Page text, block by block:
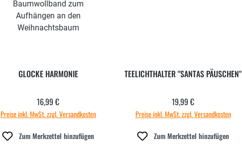
GLOCKE HARMONIE
Regulärer Preis:
16,99 €
Preise inkl. MwSt. zzgl. Versandkosten
Zum Merkzettel hinzufügen
TEELICHTHALTER "SANTAS PÄUSCHEN"
Regulärer Preis:
19,99 €
Preise inkl. MwSt. zzgl. Versandkosten
Zum Merkzettel hinzufügen